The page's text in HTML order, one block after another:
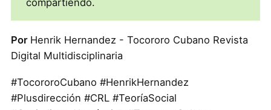
compartiendo.
Por Henrik Hernandez - Tocororo Cubano Revista
Digital Multidisciplinaria
#TocororoCubano #HenrikHernandez
#Plusdirección #CRL #TeoríaSocial